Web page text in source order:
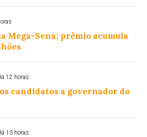
Mega-Sena; prêmio acumula
12 horas
candidatos a governador do
13 horas